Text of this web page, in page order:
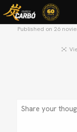
CONTACTO
Published on 26